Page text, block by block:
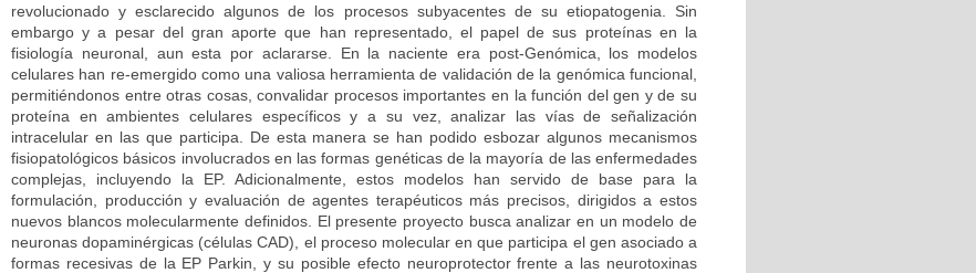
revolucionado y esclarecido algunos de los procesos subyacentes de su etiopatogenia. Sin
embargo y a pesar del gran aporte que han representado, el papel de sus proteínas en la
fisiología neuronal, aun esta por aclararse. En la naciente era post-Genómica, los modelos
celulares han re-emergido como una valiosa herramienta de validación de la genómica funcional,
permitiéndonos entre otras cosas, convalidar procesos importantes en la función del gen y de su
proteína en ambientes celulares específicos y a su vez, analizar las vías de señalización
intracelular en las que participa. De esta manera se han podido esbozar algunos mecanismos
fisiopatológicos básicos involucrados en las formas genéticas de la mayoría de las enfermedades
complejas, incluyendo la EP. Adicionalmente, estos modelos han servido de base para la
formulación, producción y evaluación de agentes terapéuticos más precisos, dirigidos a estos
nuevos blancos molecularmente definidos. El presente proyecto busca analizar en un modelo de
neuronas dopaminérgicas (células CAD), el proceso molecular en que participa el gen asociado a
formas recesivas de la EP Parkin, y su posible efecto neuroprotector frente a las neurotoxinas